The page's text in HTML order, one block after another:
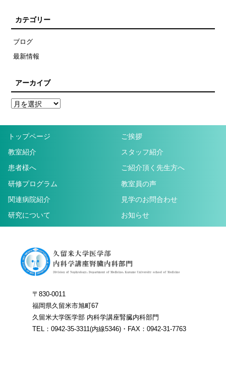
カテゴリー
ブログ
最新情報
アーカイブ
トップページ
ご挨拶
教室紹介
スタッフ紹介
患者様へ
ご紹介頂く先生方へ
研修プログラム
教室員の声
関連病院紹介
見学のお問合わせ
研究について
お知らせ
〒830-0011
福岡県久留米市旭町67
久留米大学医学部 内科学講座腎臓内科部門
TEL：0942-35-3311(内線5346)・FAX：0942-31-7763